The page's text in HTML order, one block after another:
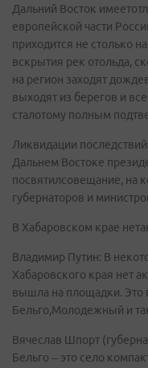
Дальний Восток
европейской части
приходится не столько
вскрытия рек отольда,
на регион заходят
выходят из берегов и
сталотому полным
Ликвидации
Дальнем Востоке
посвятилсовещание, на
губернаторов и
В Хабаровском крае
Владимир Путин: В
Хабаровского края нет
вышла на площадки. Это
Бельго,Молодежный и
Вячеслав Шпорт
Бельго – это село